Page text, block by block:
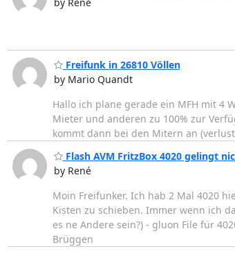
Freifunk in 26810 Völlen
by Mario Quandt
Hallo ich plane gerade ein MFH mit 4
Mieter und anderen zu 100% zur
kommt dann bei den Mitern an
Flash AVM FritzBox 4020 gelingt
by René
Moin Freifunker. Ich hab 2 Mal 4020
Kisten zu schieben. Immer wenn ich
es ne Andere sein?) - gluon File für
Brüggen